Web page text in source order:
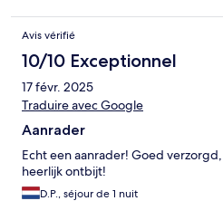
Avis vérifié
10/10 Exceptionnel
17 févr. 2025
Traduire avec Google
Aanrader
Echt een aanrader! Goed
heerlijk ontbijt!
D.P., séjour de 1 nuit